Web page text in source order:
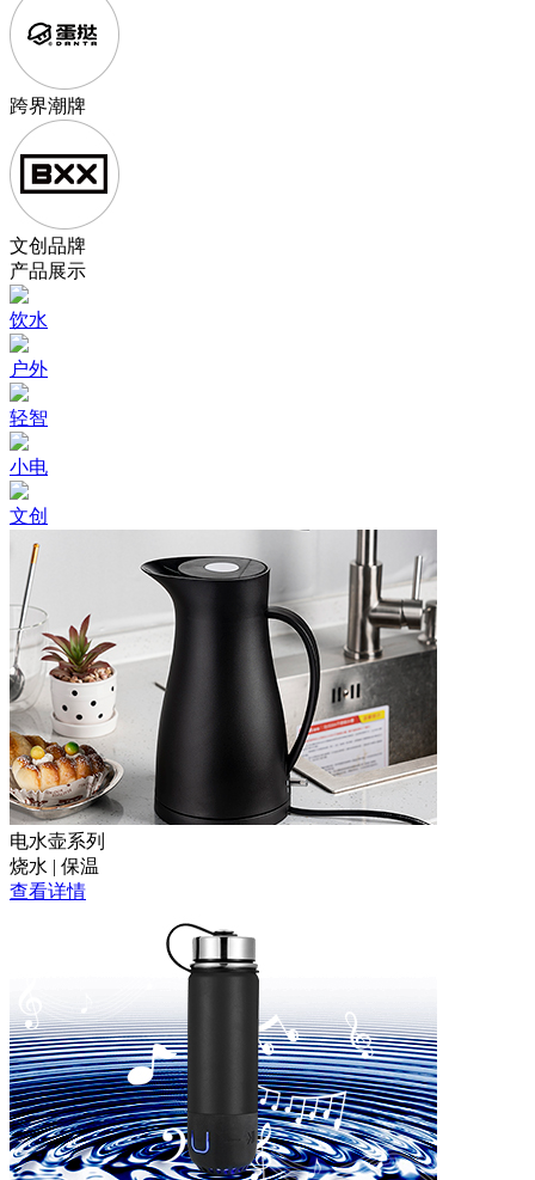
跨界潮牌
文创品牌
产品展示
饮水
户外
轻智
小电
文创
电水壶系列
烧水 | 保温
查看详情